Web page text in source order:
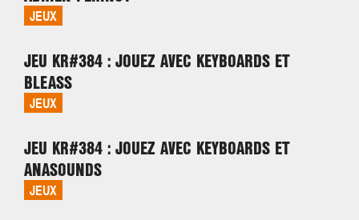
JEUX
JEU KR#384 : JOUEZ AVEC KEYBOARDS ET
BLEASS
JEUX
JEU KR#384 : JOUEZ AVEC KEYBOARDS ET
ANASOUNDS
JEUX